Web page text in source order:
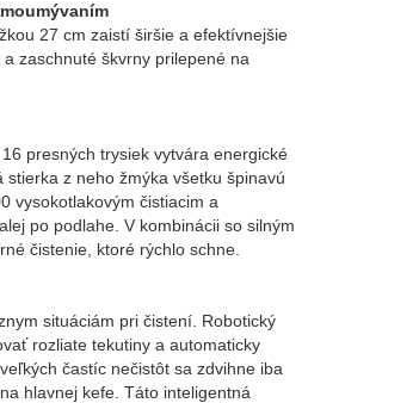
27 cm zaistí širšie a efektívnejšie
zaschnuté škvrny prilepené na
presných trysiek vytvára energické
z neho žmýka všetku špinavú
vysokotlakovým čistiacim a
po podlahe. V kombinácii so silným
čistenie, ktoré rýchlo schne.
situáciám pri čistení. Robotický
rozliate tekutiny a automaticky
častíc nečistôt sa zdvihne iba
hlavnej kefe. Táto inteligentná